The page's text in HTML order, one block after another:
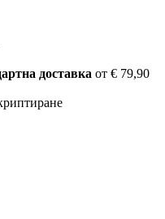
доставка от € 79,90